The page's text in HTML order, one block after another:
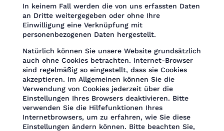
In keinem Fall werden die von uns erfassten Daten
an Dritte weitergegeben oder ohne Ihre
Einwilligung eine Verknüpfung mit
personenbezogenen Daten hergestellt.
Natürlich können Sie unsere Website grundsätzlich
auch ohne Cookies betrachten. Internet-Browser
sind regelmäßig so eingestellt, dass sie Cookies
akzeptieren. Im Allgemeinen können Sie die
Verwendung von Cookies jederzeit über die
Einstellungen Ihres Browsers deaktivieren. Bitte
verwenden Sie die Hilfefunktionen Ihres
Internetbrowsers, um zu erfahren, wie Sie diese
Einstellungen ändern können. Bitte beachten Sie,